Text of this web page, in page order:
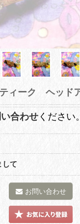
ィーク ヘッ
合わせ ください。
して
お問い合わせ